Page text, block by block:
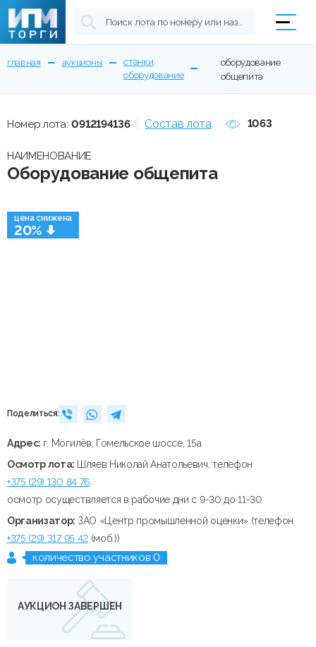
главная аукционы
станки,
оборудование
оборудование
общепита
цена снижена
20%
Поделиться:
Номер лота: 0912194136 Состав лота 1063
НАИМЕНОВАНИЕ
Оборудование общепита
Адрес: г. Могилёв, Гомельское шоссе, 15а
Осмотр лота: Шляев Николай Анатольевич, телефон
+375 (29) 130 84 76.
осмотр осуществляется в рабочие дни с 9-30 до 11-30
Организатор: ЗАО «Центр промышленной оценки» (телефон
+375 (29) 317 95 42(моб.))
количество участников 0
АУКЦИОН ЗАВЕРШЕН